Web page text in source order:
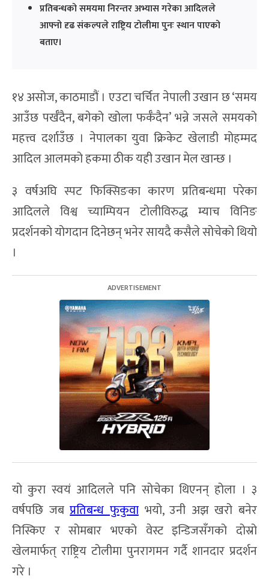
प्रतिबन्धको समयमा निरन्तर अभ्यास गरेका आदिलले
आफ्नो दृढ संकल्पले राष्ट्रिय टोलीमा पुनः स्थान पाएको
बताए।
१४ असोज, काठमाडौं । एउटा चर्चित नेपाली उखान छ ‘समय
आउँछ पर्खँदैन, बगेको खोला फर्कँदैन’ भन्ने जसले समयको
महत्त्व दर्शाउँछ । नेपालका युवा क्रिकेट खेलाडी मोहम्मद
आदिल आलमको हकमा ठीक यही उखान मेल खान्छ ।
३ वर्षअघि स्पट फिक्सिङका कारण प्रतिबन्धमा परेका
आदिलले विश्व च्याम्पियन टोलीविरुद्ध म्याच विनिङ
प्रदर्शनको योगदान दिनेछन् भनेर सायदै कसैले सोचेको थियो
।
यो कुरा स्वयं आदिलले पनि सोचेका थिएनन् होला । ३
वर्षपछि जबप्रतिबन्ध फुकुवाभयो, उनी अझ खरो बनेर
निस्किए र सोमबार भएको वेस्ट इन्डिजसँगको दोस्रो
खेलमार्फत् राष्ट्रिय टोलीमा पुनरागमन गर्दै शानदार प्रदर्शन
गरे ।